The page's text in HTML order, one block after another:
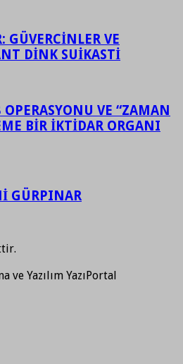
GÜVERCİNLER VE
DİNK SUİKASTİ
OPERASYONU VE “ZAMAN
BİR İKTİDAR ORGANI
GÜRPINAR
Yazılım YazıPortal